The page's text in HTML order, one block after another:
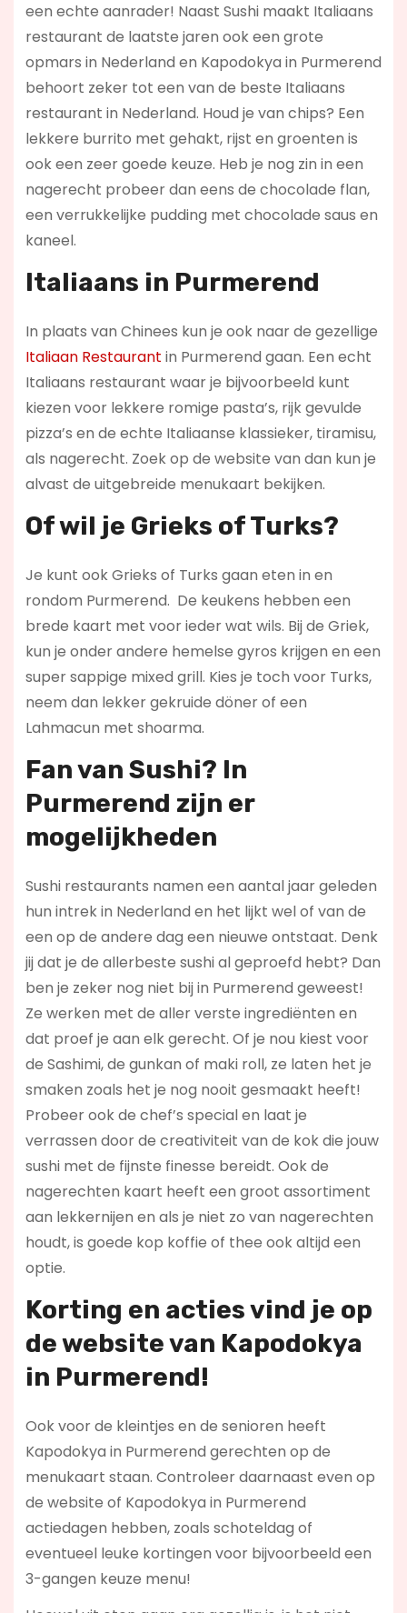
een echte aanrader! Naast Sushi maakt Italiaans
restaurant de laatste jaren ook een grote
opmars in Nederland en Kapodokya in Purmerend
behoort zeker tot een van de beste Italiaans
restaurant in Nederland. Houd je van chips? Een
lekkere burrito met gehakt, rijst en groenten is
ook een zeer goede keuze. Heb je nog zin in een
nagerecht probeer dan eens de chocolade flan,
een verrukkelijke pudding met chocolade saus en
kaneel.
Italiaans in Purmerend
In plaats van Chinees kun je ook naar de gezellige
Italiaan Restaurant in Purmerend gaan. Een echt
Italiaans restaurant waar je bijvoorbeeld kunt
kiezen voor lekkere romige pasta’s, rijk gevulde
pizza’s en de echte Italiaanse klassieker, tiramisu,
als nagerecht. Zoek op de website van dan kun je
alvast de uitgebreide menukaart bekijken.
Of wil je Grieks of Turks?
Je kunt ook Grieks of Turks gaan eten in en
rondom Purmerend. De keukens hebben een
brede kaart met voor ieder wat wils. Bij de Griek,
kun je onder andere hemelse gyros krijgen en een
super sappige mixed grill. Kies je toch voor Turks,
neem dan lekker gekruide döner of een
Lahmacun met shoarma.
Fan van Sushi? In
Purmerend zijn er
mogelijkheden
Sushi restaurants namen een aantal jaar geleden
hun intrek in Nederland en het lijkt wel of van de
een op de andere dag een nieuwe ontstaat. Denk
jij dat je de allerbeste sushi al geproefd hebt? Dan
ben je zeker nog niet bij in Purmerend geweest!
Ze werken met de aller verste ingrediënten en
dat proef je aan elk gerecht. Of je nou kiest voor
de Sashimi, de gunkan of maki roll, ze laten het je
smaken zoals het je nog nooit gesmaakt heeft!
Probeer ook de chef’s special en laat je
verrassen door de creativiteit van de kok die jouw
sushi met de fijnste finesse bereidt. Ook de
nagerechten kaart heeft een groot assortiment
aan lekkernijen en als je niet zo van nagerechten
houdt, is goede kop koffie of thee ook altijd een
optie.
Korting en acties vind je op
de website van Kapodokya
in Purmerend!
Ook voor de kleintjes en de senioren heeft
Kapodokya in Purmerend gerechten op de
menukaart staan. Controleer daarnaast even op
de website of Kapodokya in Purmerend
actiedagen hebben, zoals schoteldag of
eventueel leuke kortingen voor bijvoorbeeld een
3-gangen keuze menu!